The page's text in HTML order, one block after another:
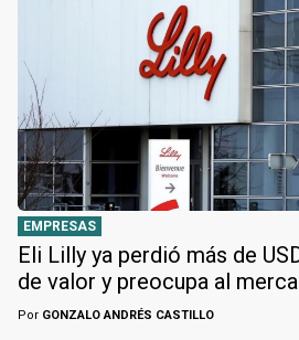
EMPRESAS
Eli Lilly ya perdió más de
de valor y preocupa al
Por GONZALO ANDRÉS CASTILLO